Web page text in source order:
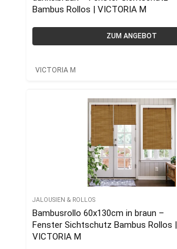
Bambus Rollos | VICTORIA M
ZUM ANGEBOT
VICTORIA M
JALOUSIEN & ROLLOS
Bambusrollo 60x130cm in braun –
Fenster Sichtschutz Bambus Rollos |
VICTORIA M